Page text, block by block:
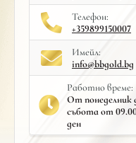
Телефон:
+359899150007
Имейл:
info@bbgold.bg
Работно време:
От понеделник
събота от 09.00
ден